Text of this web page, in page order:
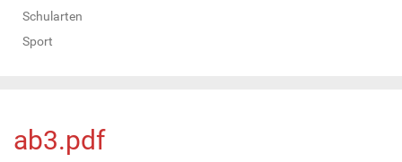
Schularten
Sport
ab3.pdf